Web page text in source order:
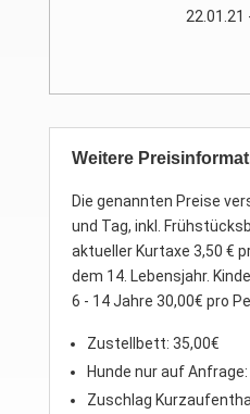
22.01.21
Weitere
Die genannten Preise
und Tag, inkl.
aktueller Kurtaxe 3,50 €
dem 14. Lebensjahr.
6 - 14 Jahre 30,00€ pro
Zustellbett: 35,00€
Hunde nur auf Anfrage:
Zuschlag